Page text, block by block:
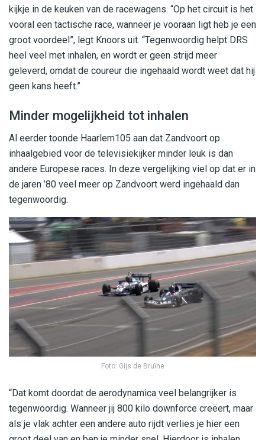
kijkje in de keuken van de racewagens. “Op het circuit is het
vooral een tactische race, wanneer je vooraan ligt heb je een
groot voordeel”, legt Knoors uit. “Tegenwoordig helpt DRS
heel veel met inhalen, en wordt er geen strijd meer
geleverd, omdat de coureur die ingehaald wordt weet dat hij
geen kans heeft.”
Minder mogelijkheid tot inhalen
Al eerder toonde Haarlem105 aan dat Zandvoort op
inhaalgebied voor de televisiekijker minder leuk is dan
andere Europese races. In deze vergelijking viel op dat er in
de jaren ’80 veel meer op Zandvoort werd ingehaald dan
tegenwoordig.
Foto: Gijs de Bruïne
“Dat komt doordat de aerodynamica veel belangrijker is
tegenwoordig. Wanneer jij 800 kilo downforce creëert, maar
als je vlak achter een andere auto rijdt verlies je hier een